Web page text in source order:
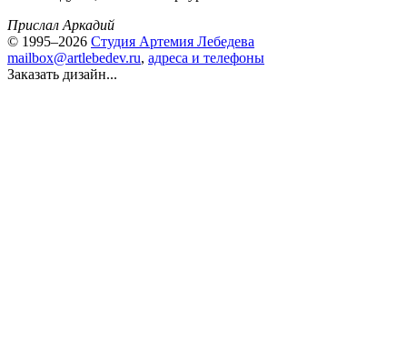
Прислал Аркадий
© 1995–2026 Студия Артемия Лебедева
mailbox@artlebedev.ru, адреса и телефоны
Заказать дизайн...